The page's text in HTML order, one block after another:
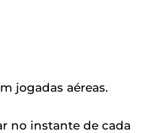
jogadas aéreas.
no instante de cada